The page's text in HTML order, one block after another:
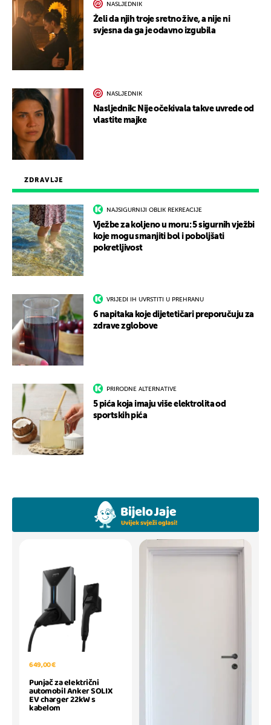
ZDRAVLJE
NAJSIGURNIJI OBLIK REKREACIJE
Vježbe za koljeno u moru: 5 sigurnih vježbi
koje mogu smanjiti bol i poboljšati
pokretljivost
VRIJEDI IH UVRSTITI U PREHRANU
6 napitaka koje dijetetičari preporučuju za
zdrave zglobove
PRIRODNE ALTERNATIVE
5 pića koja imaju više elektrolita od
sportskih pića
NASLJEDNIK
Želi da njih troje sretno žive, a nije ni
svjesna da ga je odavno izgubila
NASLJEDNIK
Nasljednik: Nije očekivala takve uvrede od
vlastite majke
649,00 €
Punjač za električni
automobil Anker SOLIX
EV charger 22kW s
kabelom